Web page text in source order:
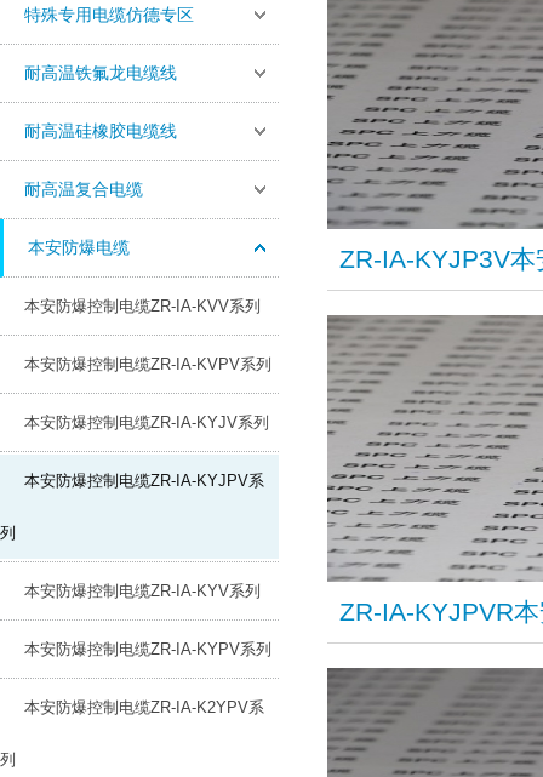
特殊专用电缆仿德专区
耐高温铁氟龙电缆线
耐高温硅橡胶电缆线
耐高温复合电缆
本安防爆电缆
本安防爆控制电缆ZR-IA-KVV系列
本安防爆控制电缆ZR-IA-KVPV系列
本安防爆控制电缆ZR-IA-KYJV系列
本安防爆控制电缆ZR-IA-KYJPV系
列
本安防爆控制电缆ZR-IA-KYV系列
本安防爆控制电缆ZR-IA-KYPV系列
本安防爆控制电缆ZR-IA-K2YPV系
列
ZR-IA-KYJP3V
ZR-IA-KYJPVR